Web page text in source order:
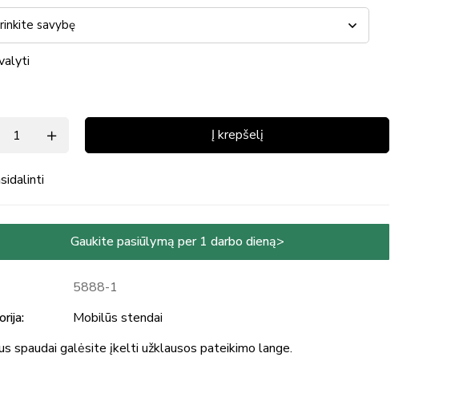
Į krepšelį
Gaukite pasiūlymą per 1 darbo dieną>
5888-1
Mobilūs stendai
spaudai galėsite įkelti užklausos pateikimo lange.